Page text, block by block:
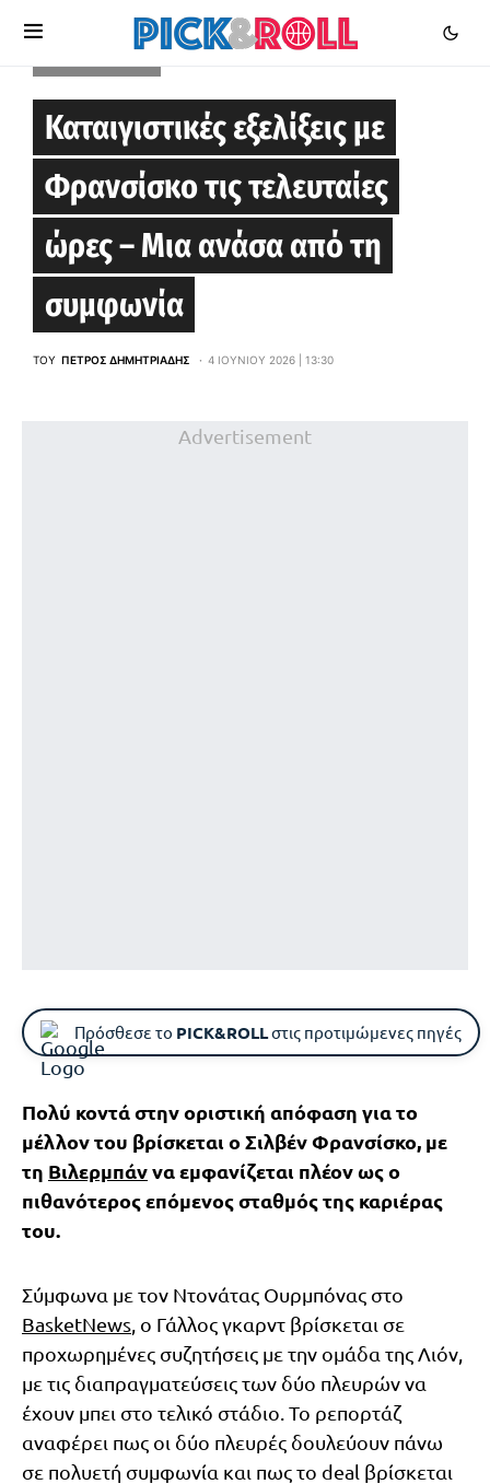
Καταιγιστικές εξελίξεις με
Φρανσίσκο τις τελευταίες
ώρες – Μια ανάσα από τη
συμφωνία
ΤΟΥ ΠΈΤΡΟΣ ΔΗΜΗΤΡΙΆΔΗΣ 4 ΙΟΥΝΊΟΥ 2026 | 13:30
Advertisement
Πρόσθεσε το PICK&ROLLστις προτιμώμενες πηγές
Πολύ κοντά στην οριστική απόφαση για το
μέλλον του βρίσκεται ο Σιλβέν Φρανσίσκο, με
τη Βιλερμπάννα εμφανίζεται πλέον ως ο
πιθανότερος επόμενος σταθμός της καριέρας
του.
Σύμφωνα με τον Ντονάτας Ουρμπόνας στο
BasketNews , ο Γάλλος γκαρντ βρίσκεται σε
προχωρημένες συζητήσεις με την ομάδα της Λιόν,
με τις διαπραγματεύσεις των δύο πλευρών να
έχουν μπει στο τελικό στάδιο. Το ρεπορτάζ
αναφέρει πως οι δύο πλευρές δουλεύουν πάνω
σε πολυετή συμφωνία και πως το deal βρίσκεται